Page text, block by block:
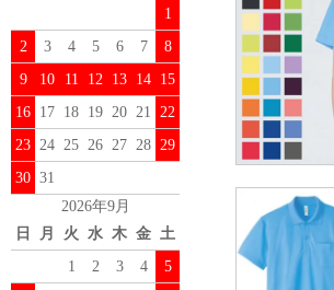
1
2
3 4 5 6 7
8
9
10 11 12 13 14 15
16 17 18 19 20 21 22
23 24 25 26 27 28 29
30 31
2026年9月
日
月 火 水 木 金 土
1
2 3 4
5